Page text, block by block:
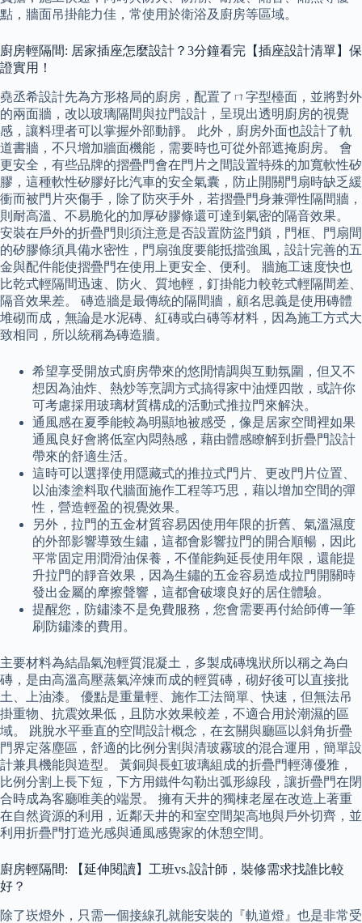
點，牆面吊掛能力佳，常使用於衛浴及廚房等區域。
廚房輕隔間: 居家插座怎麼設計？3分鐘看完【插座設計清單】保
證實用！
堯丞希設計先為方形格局的廚房，配置了ㄇ字型檯面，並將對外
的兩面牆，改以玻璃隔間與拉門設計，呈現出透明廚房的視覺
感，讓料理者可以掌握外部動靜。 此外，廚房外面也設計了軌
道書牆，不只增加牆面機能，需要時也可從外部遮掩廚房。 會
更安全，有些品牌的摺疊門會在門片之間設置特殊的加寬軟性矽
膠，這種軟性矽膠好比汽車的安全氣囊，防止開關門扇時缺乏緩
衝而被門片夾傷手，除了防夾手外，若摺疊門身兼彈性隔間牆，
則耐高溫、不易脆化的加厚矽膠條還可達到氣密的隔音效果。
安裝在戶外的折疊門則須注意是否設置防盜門鎖，門框、門扇間
的矽膠條須具備水密性，門扇強度要能抵擋強風，設計完善的五
金與配件能使摺疊門在使用上更安全、便利。 牆施工速度快也
比乾式輕隔間迅速、防火、質地輕，釘掛能力較乾式輕隔間差、
隔音效果差。 磚造牆是最傳統的隔間牆，顧名思義是使用磚體
堆砌而成，無論是水泥磚、紅磚或白磚等材料，因為施工方式大
致相同，所以統稱為磚造牆。
希望享受開放式廚房帶來的悠閒情調與互動氛圍，但又不
想因為油炸、熱炒等烹調方式搞得家中油煙四散，或許你
可考慮採用玻璃材質構成的活動式推拉門來解決。
通風感在夏季能較為明顯地被感受，像是居家空間裡如果
通風良好會將低室內悶熱感，藉由體感瞭解到折疊門設計
帶來的舒適生活。
這時可以選擇使用隱藏式的推拉式門片、更改門片位置、
以油漆塗料取代牆面施作工程等巧思，藉以增加空間的彈
性，營造輕盈的視覺效果。
另外，拉門的五金材質容易因使用年限的折舊、氣溫濕度
的外部影響導致生鏽，這都會影響拉門的開合順暢，因此
平常固定用潤滑油保養，不僅能夠延長使用年限，還能提
升拉門的靜音效果，因為生鏽的五金容易造成拉門開關時
發出金屬的摩擦聲響，這都會破壞良好的居住體驗。
提醒您，防鏽漆不是免費服務，您會需要再付給師傅一筆
刷防鏽漆的費用。
主要材料為結晶氣泡輕質混凝土，多製成磚塊狀所以稱之為白
磚，是由高溫高壓蒸氣淬煉而成的輕質磚，砌好後可以直接批
土、上油漆。 優點是重量輕、施作工法簡單、快速，但無法吊
掛重物、抗震效果低，且防水效果較差，不適合用於潮濕的區
域。 跳脫水平垂直的空間設計概念，在玄關與廳區以斜角折疊
門界定落塵區，舒適的比例分割與清玻霧玻的混合運用，簡單設
計兼具機能與造型。 黃銅與長虹玻璃組成的折疊門輕薄優雅，
比例分割上長下短，下方用鐵件勾勒出弧形線段，讓折疊門在閉
合時成為客廳唯美的端景。 擁有天井的獨棟老屋在改造上著重
在自然資源的利用，近鄰天井的和室空間架高地與戶外切齊，並
利用折疊門打造光感與通風感覺家的休憩空間。
廚房輕隔間: 【延伸閱讀】工班vs.設計師，裝修需求找誰比較
好？
除了崁燈外，只需一個接線孔就能安裝的『軌道燈』也是非常受